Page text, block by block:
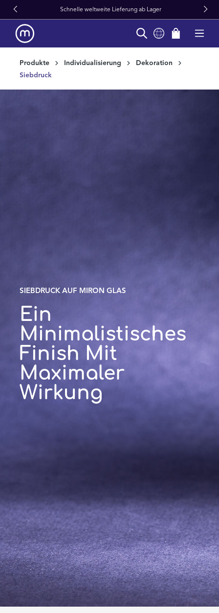
springen Schnelle weltweite Lieferung ab Lager
Produkte Individualisierung
Dekoration
Siebdruck
SIEBDRUCK AUF MIRON GLAS
Ein
Minimalistisches
Finish Mit
Maximaler
Wirkung